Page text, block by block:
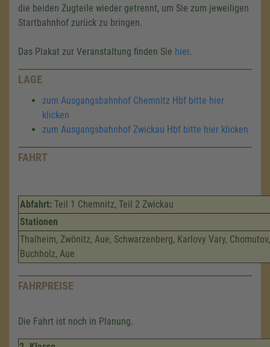
die beiden Zugteile wieder getrennt, um Sie zum jeweiligen
Startbahnhof zurück zu bringen.
Das Plakat zur Veranstaltung finden Sie hier.
LAGE
zum Ausgangsbahnhof Chemnitz Hbf bitte hier
klicken
zum Ausgangsbahnhof Zwickau Hbf bitte hier klicken
FAHRT
Abfahrt: Teil 1 Chemnitz, Teil 2 Zwickau
Stationen
Thalheim, Zwönitz, Aue, Schwarzenberg, Karlovy Vary,
Buchholz, Aue
FAHRPREISE
Die Fahrt ist noch in Planung.